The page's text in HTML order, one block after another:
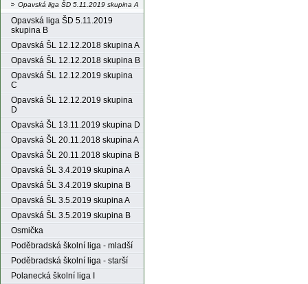
Opavská liga ŠD 5.11.2019 skupina A
Opavská liga ŠD 5.11.2019
skupina B
Opavská ŠL 12.12.2018 skupina A
Opavská ŠL 12.12.2018 skupina B
Opavská ŠL 12.12.2019 skupina
C
Opavská ŠL 12.12.2019 skupina
D
Opavská ŠL 13.11.2019 skupina D
Opavská ŠL 20.11.2018 skupina A
Opavská ŠL 20.11.2018 skupina B
Opavská ŠL 3.4.2019 skupina A
Opavská ŠL 3.4.2019 skupina B
Opavská ŠL 3.5.2019 skupina A
Opavská ŠL 3.5.2019 skupina B
Osmička
Poděbradská školní liga - mladší
Poděbradská školní liga - starší
Polanecká školní liga I